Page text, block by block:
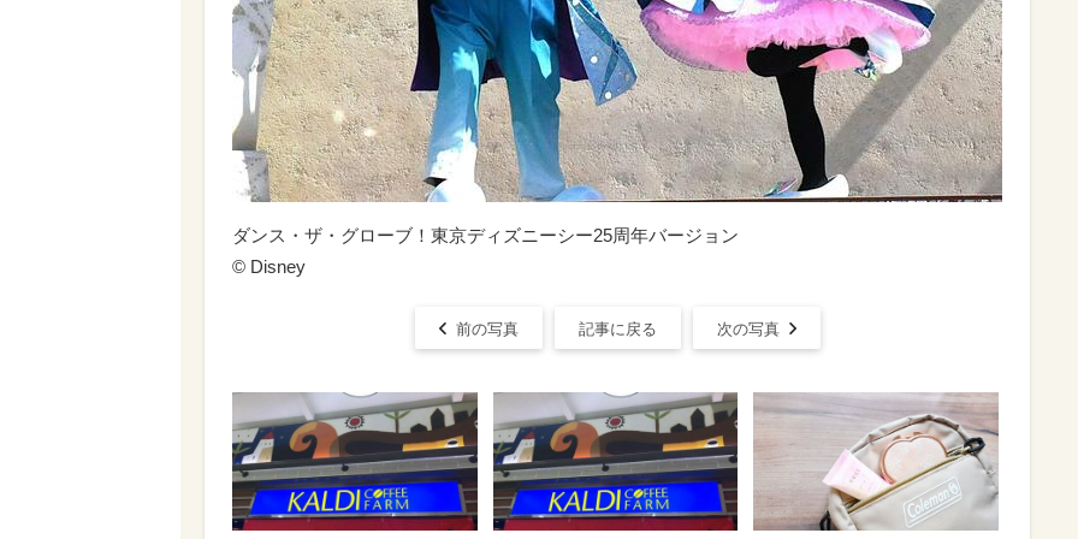
ダンス・ザ・グローブ！東京ディズニーシー25周年バージョン
© Disney
前の写真 記事に戻る 次の写真